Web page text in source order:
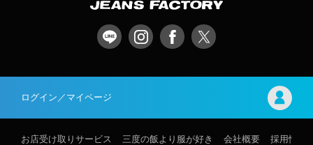
ログイン／マイページ
お店受け取りサービス 三度の飯より服が好き 会社概要 採用情報